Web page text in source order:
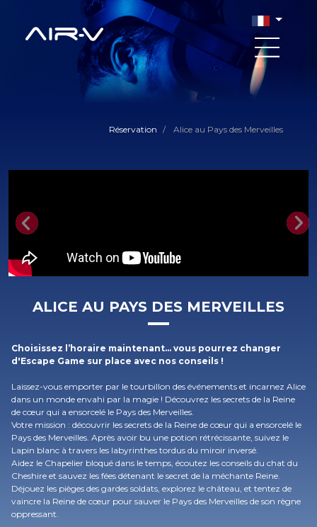
Réservation / Alice au Pays des Merveilles
ALICE AU PAYS DES MERVEILLES
Choisissez l’horaire maintenant… vous pourrez changer
d'Escape Game sur place avec nos conseils !
Laissez-vous emporter par le tourbillon des événements et incarnez Alice
dans un monde envahi par la magie ! Découvrez les secrets de la Reine
de cœur qui a ensorcelé le Pays des Merveilles.
Votre mission : découvrir les secrets de la Reine de cœur qui a ensorcelé le
Pays des Merveilles. Après avoir bu une potion rétrécissante, suivez le
Lapin blanc à travers les labyrinthes tordus du miroir inversé.
Aidez le Chapelier bloqué dans le temps, écoutez les conseils du chat du
Cheshire et sauvez les fées détenant le secret de la méchante Reine.
Déjouez les pièges des gardes soldats, explorez le château, et tentez de
vaincre la Reine de cœur pour sauver le Pays des Merveilles de son règne
oppressant.